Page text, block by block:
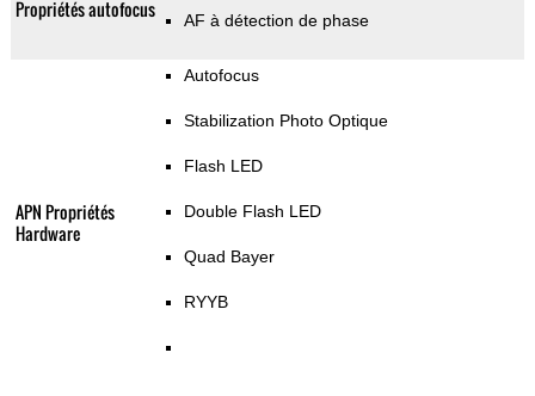
Propriétés autofocus AF à détection de phase
APN Propriétés
Hardware
Autofocus
Stabilization Photo Optique
Flash LED
Double Flash LED
Quad Bayer
RYYB